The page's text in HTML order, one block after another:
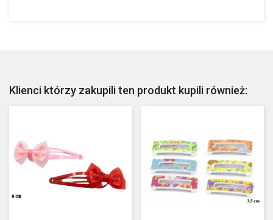
Klienci którzy zakupili ten produkt kupili również: